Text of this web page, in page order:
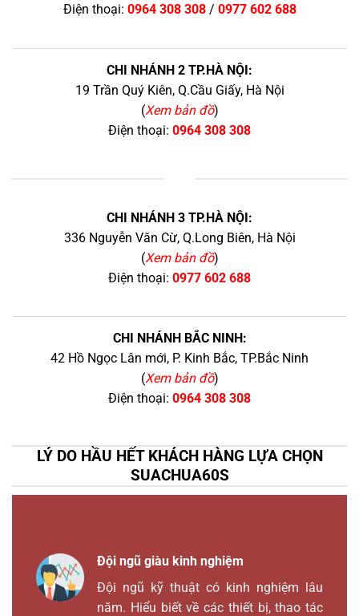
Điện thoại: 0964 308 308/ 0977 602 688
CHI NHÁNH 2 TP.HÀ NỘI:
19 Trần Quý Kiên, Q.Cầu Giấy, Hà Nội
(Xem bản đồ)
Điện thoại: 0964 308 308
CHI NHÁNH 3 TP.HÀ NỘI:
336 Nguyễn Văn Cừ, Q.Long Biên, Hà Nội
(Xem bản đồ)
Điện thoại: 0977 602 688
CHI NHÁNH BẮC NINH:
42 Hồ Ngọc Lân mới, P. Kinh Bắc, TP.Bắc Ninh
(Xem bản đồ)
Điện thoại: 0964 308 308
LÝ DO HẦU HẾT KHÁCH HÀNG LỰA CHỌN
SUACHUA60S
Đội ngũ giàu kinh nghiệm
Đội ngũ kỹ thuật có kinh nghiệm lâu
năm. Hiểu biết về các thiết bị, thao tác